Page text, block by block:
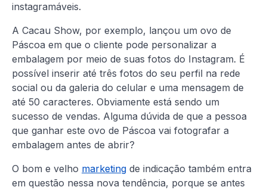
instagramáveis.
A Cacau Show, por exemplo, lançou um ovo de
Páscoa em que o cliente pode personalizar a
embalagem por meio de suas fotos do Instagram. É
possível inserir até três fotos do seu perfil na rede
social ou da galeria do celular e uma mensagem de
até 50 caracteres. Obviamente está sendo um
sucesso de vendas. Alguma dúvida de que a pessoa
que ganhar este ovo de Páscoa vai fotografar a
embalagem antes de abrir?
O bom e velho marketing de indicação também entra
em questão nessa nova tendência, porque se antes